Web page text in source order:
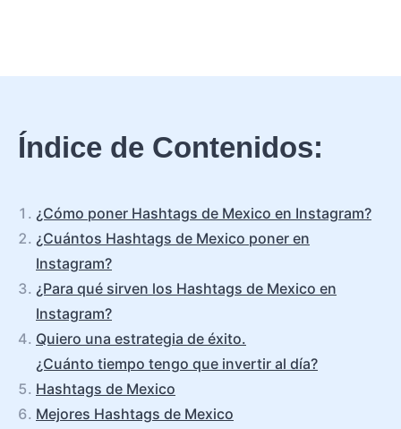
Índice de Contenidos:
¿Cómo poner Hashtags de Mexico en Instagram?
¿Cuántos Hashtags de Mexico poner en
Instagram?
¿Para qué sirven los Hashtags de Mexico en
Instagram?
Quiero una estrategia de éxito.
¿Cuánto tiempo tengo que invertir al día?
Hashtags de Mexico
Mejores Hashtags de Mexico